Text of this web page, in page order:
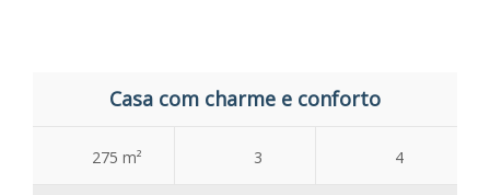
Casa com charme e conforto
275 m² 3 4